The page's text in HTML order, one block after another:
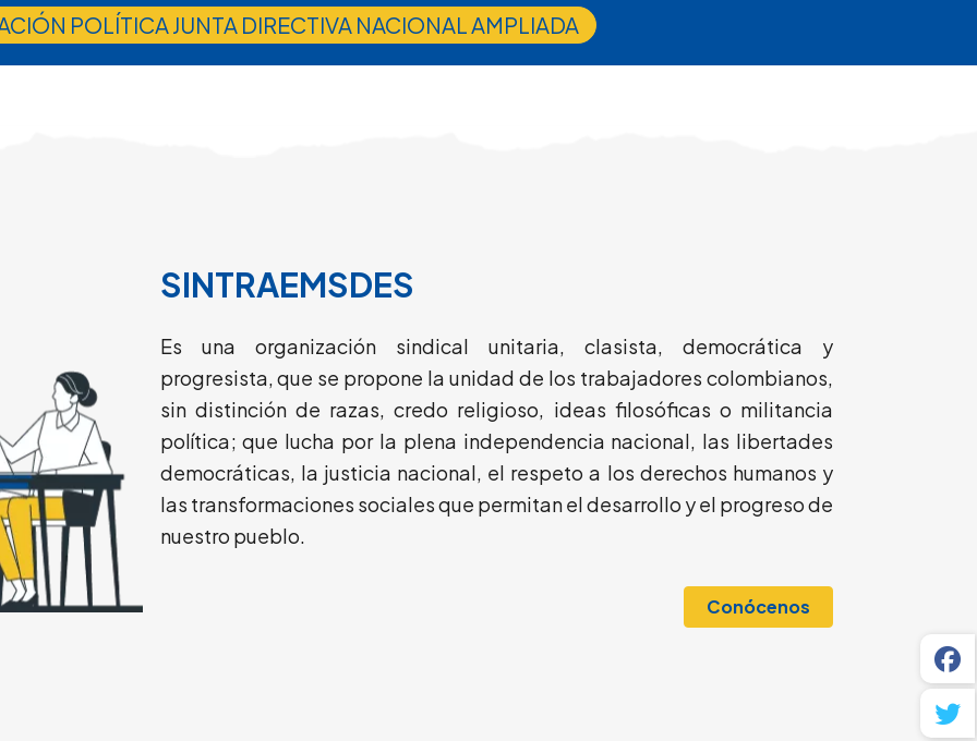
POLÍTICA JUNTA DIRECTIVA NACIONAL AMPLIADA
SINTRAEMSDES
Es una organización sindical unitaria, clasista, democrática y
progresista, que se propone la unidad de los trabajadores colombianos,
sin distinción de razas, credo religioso, ideas filosóficas o militancia
política; que lucha por la plena independencia nacional, las libertades
democráticas, la justicia nacional, el respeto a los derechos humanos y
las transformaciones sociales que permitan el desarrollo y el progreso de
nuestro pueblo.
Conócenos